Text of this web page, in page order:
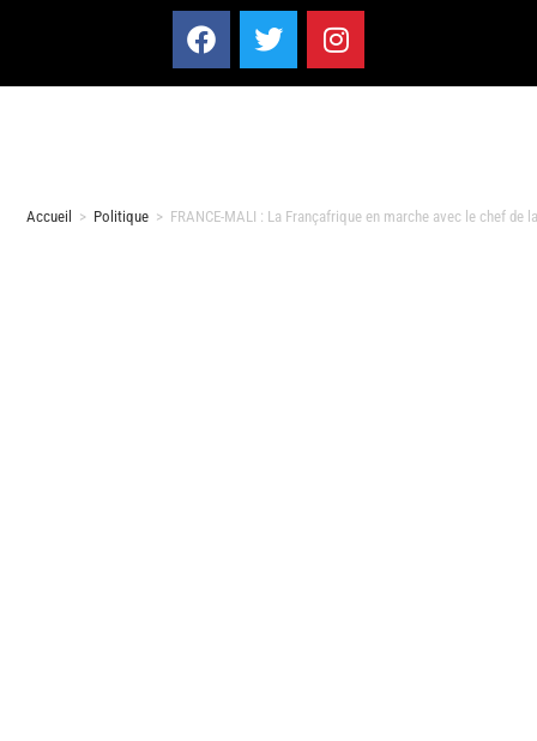
Accueil > Politique > FRANCE-MALI : La Françafrique en marche avec le chef